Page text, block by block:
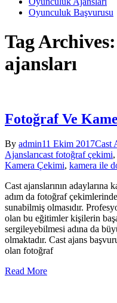
Oyunculuk Başvurusu
Tag
ajansları
Fotoğraf Ve
By admin11 Ekim 2017Cast
Ajanslarıcast fotoğraf çekimi,
Kamera Çekimi, kamera ile
Cast ajanslarının adaylarına
adım da fotoğraf
sunabilmiş olmasıdır.
olan bu eğitimler kişilerin
sergileyebilmesi adına da
olmaktadır. Cast ajans
olan fotoğraf
Read More